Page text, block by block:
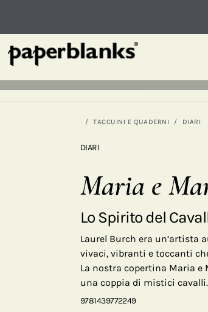
TACCUINI E QUADERNI DIARI
DIARI
Maria e
Lo Spirito del
Laurel Burch era un’artista
vivaci, vibranti e toccanti
La nostra copertina Maria
una coppia di mistici cavalli.
9781439772249